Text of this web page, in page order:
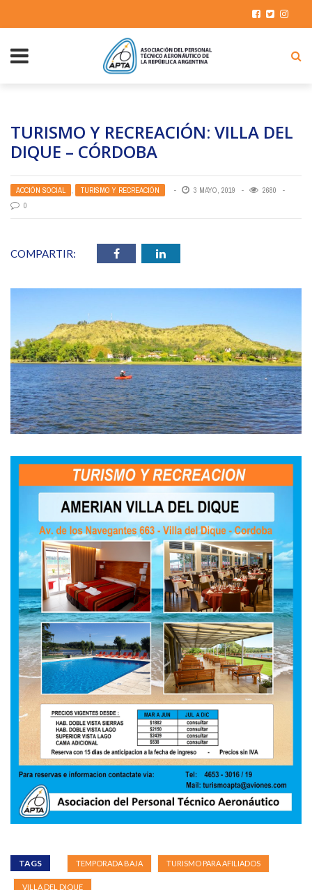
TURISMO Y RECREACIÓN: VILLA DEL
DIQUE – CÓRDOBA
ACCIÓN SOCIAL , TURISMO Y RECREACIÓN 3 MAYO, 2019
2680
0
COMPARTIR:
TAGS TEMPORADA BAJA TURISMO PARA AFILIADOS
VILLA DEL DIQUE